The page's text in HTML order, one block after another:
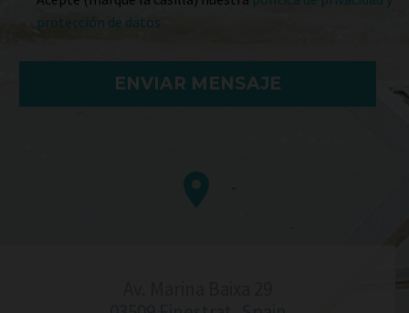
protección de datos

